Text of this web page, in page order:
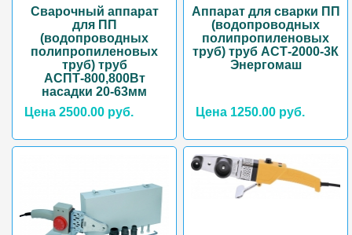
Сварочный аппарат
для ПП
(водопроводных
полипропиленовых
труб) труб
АСПТ-800,800Вт
насадки 20-63мм
Цена 2500.00 руб.
Аппарат для сварки ПП
(водопроводных
полипропиленовых
труб) труб АСТ-2000-3К
Энергомаш
Цена 1250.00 руб.